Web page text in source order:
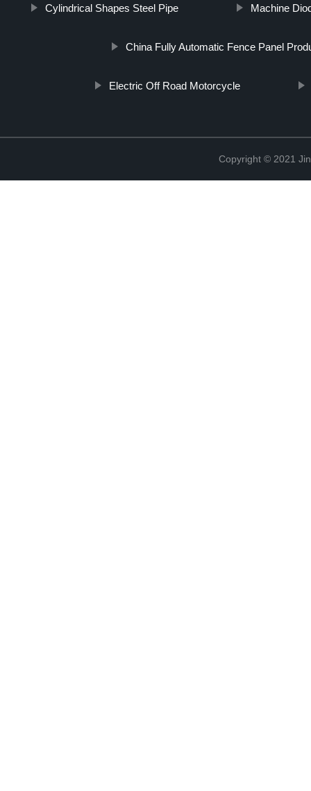
Cylindrical Shapes Steel Pipe Machine
China Fully Automatic Fence Panel
Electric Off Road Motorcycle
Copyright © 2021